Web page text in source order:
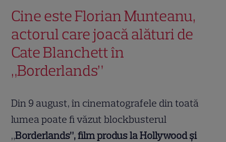
Cine este Florian Munteanu,
actorul care joacă alături de
Cate Blanchett în
„Borderlands”
Din 9 august, în cinematografele din toată
lumea poate fi văzut blockbusterul
„Borderlands”, film produs la Hollywood și